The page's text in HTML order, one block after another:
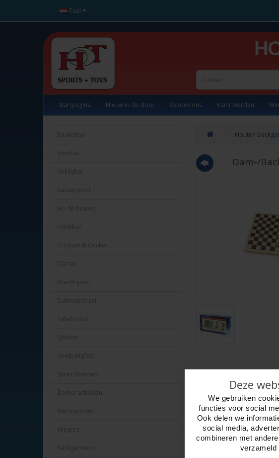
Taal
Startpagina Nieuw in de shop Bezoek ons Klant worden
Basketbal
Voetbal
Volleybal
Racketsport
Jeu de boules
Honkbal
Croquet & Cricket
Darten
Krachtsport
Duikmateriaal
Tafeltennis
Sjoelen
Voetbaltafels
Sport Diversen
Zomer artikelen
Werpsporten
Vliegers
Backgammon
Houten
Dam-/
Omschrijving Foto
Dam- / Backgammon
Met deze mooie houten
De veldmaat van het
Met houten speelstenen
Afmeting gesloten : 29 x 14,5
Afmeting open : 29 x 29 x 2.3
Deze
We gebruiken
functies voor social
Ook delen we
social media,
combineren met
verzameld